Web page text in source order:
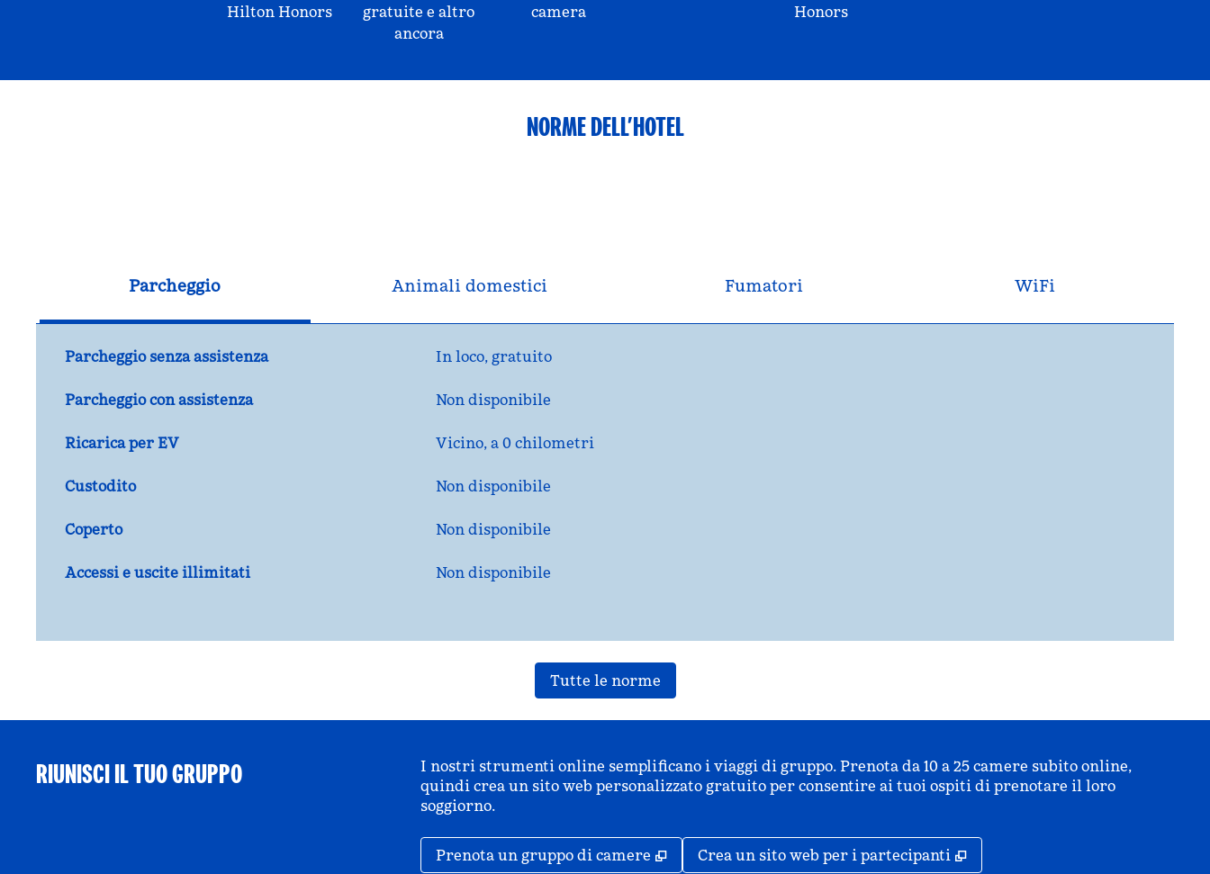
Hilton Honors
gratuite e altro
ancora
camera
Honors
NORME DELL’HOTEL
Parcheggio Animali domestici Fumatori WiFi
Parcheggio senza assistenza In loco, gratuito
Parcheggio con assistenza Non disponibile
Ricarica per EV Vicino, a 0 chilometri
Custodito Non disponibile
Coperto Non disponibile
Accessi e uscite illimitati Non disponibile
Tutte le norme
RIUNISCI IL TUO GRUPPO
I nostri strumenti online semplificano i viaggi di gruppo. Prenota da 10 a 25 camere subito online,
quindi crea un sito web personalizzato gratuito per consentire ai tuoi ospiti di prenotare il loro
soggiorno.
Prenota un gruppo di camere , Apre una nuova scheda
Crea un sito web per i partecipanti ,